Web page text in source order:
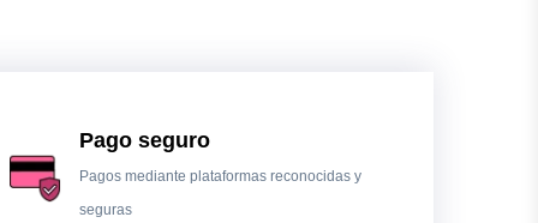
Pago seguro
Pagos mediante plataformas reconocidas y
seguras